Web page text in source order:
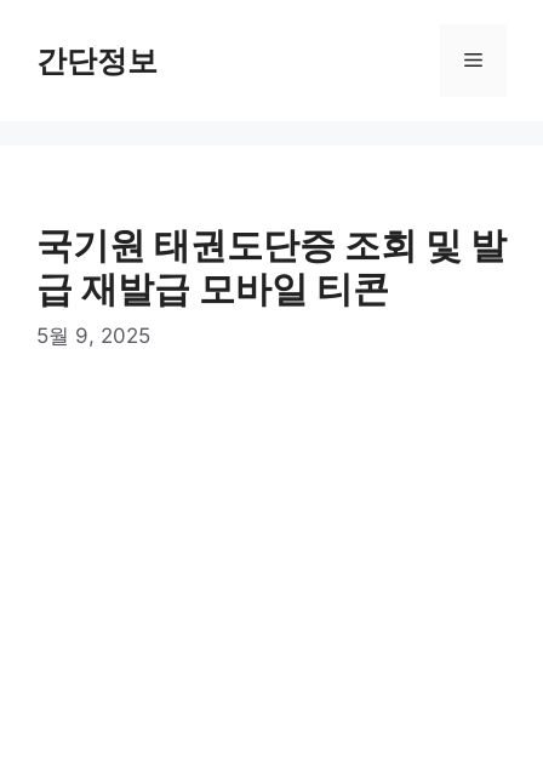
간단정보 메
국기원 태권도단증 조회 및 발
급 재발급 모바일 티콘
5월 9, 2025